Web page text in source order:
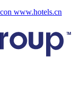
www.hotels.cn